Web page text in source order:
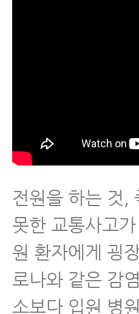
전원을 하는 것,
못한 교통사고
원 환자에게 굉
로나와 같은 감
소보다 입원 병